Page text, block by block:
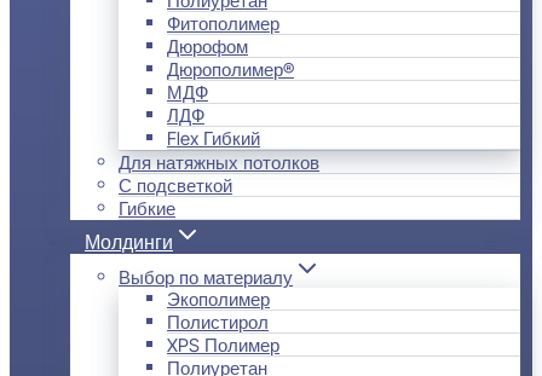
Фитополимер
Дюрофом
Дюрополимер®
МДФ
ЛДФ
Flex Гибкий
Для натяжных потолков
С подсветкой
Гибкие
Молдинги
Выбор по материалу
Экополимер
Полистирол
XPS Полимер
Полиуретан